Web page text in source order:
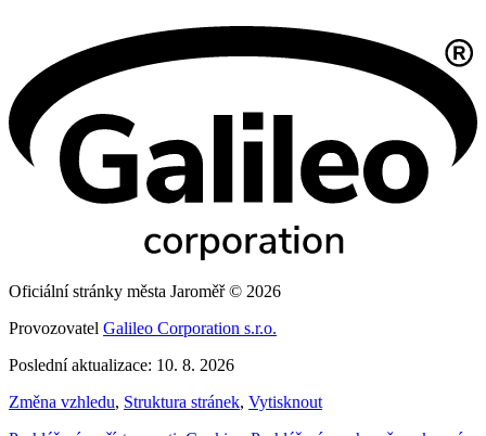
Oficiální stránky města Jaroměř © 2026
Provozovatel Galileo Corporation s.r.o.
Poslední aktualizace: 10. 8. 2026
Změna vzhledu, Struktura stránek, Vytisknout